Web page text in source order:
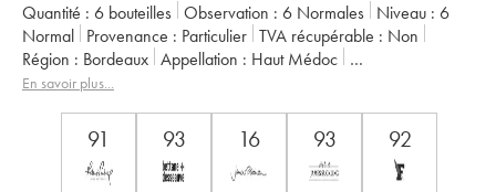
Quantité : 6 bouteilles Observation : 6 Normales Niveau : 6
Normal
Provenance : particulier TVA récupérable :
non
Région :
Bordeaux Appellation :
Haut Médoc
Classement :
En savoir plus...
91 93 16 93 92